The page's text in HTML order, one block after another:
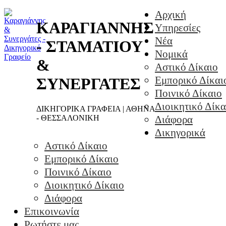
ΚΑΡΑΓΙΑΝΝΗΣ
- ΣΤΑΜΑΤΙΟΥ
&
ΣΥΝΕΡΓΑΤΕΣ
ΔΙΚΗΓΟΡΙΚΑ ΓΡΑΦΕΙΑ | ΑΘΗΝΑ
- ΘΕΣΣΑΛΟΝΙΚΗ
Αρχική
Υπηρεσίες
Νέα
Νομικά
Αστικό Δίκαιο
Εμπορικό
Ποινικό Δίκαιο
Διοικητικό
Διάφορα
Δικηγορικά
Αστικό Δίκαιο
Εμπορικό Δίκαιο
Ποινικό Δίκαιο
Διοικητικό Δίκαιο
Διάφορα
Επικοινωνία